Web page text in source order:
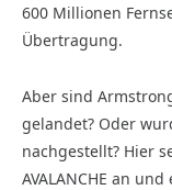
600 Millionen
Übertragung.
Aber sind
gelandet? Oder
nachgestellt? Hier
AVALANCHE an